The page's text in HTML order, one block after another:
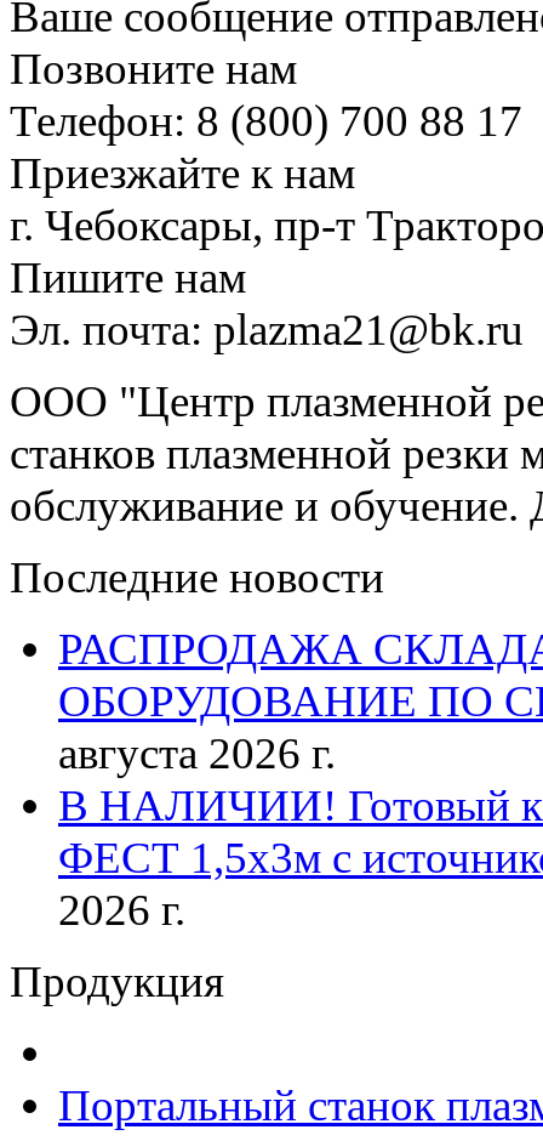
Ваше сообщение
Позвоните нам
Телефон: 8 (800) 700 88 17
Приезжайте к нам
г. Чебоксары, пр-т
Пишите нам
Эл. почта: plazma21@bk.ru
ООО "Центр плазменной
станков плазменной резки
обслуживание и обучение.
Последние новости
РАСПРОДАЖА
ОБОРУДОВАНИЕ ПО
августа 2026 г.
В НАЛИЧИИ! Готовый к
ФЕСТ 1,5х3м с
2026 г.
Продукция
Портальный станок